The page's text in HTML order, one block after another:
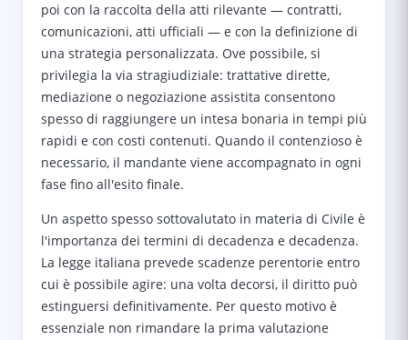
poi con la raccolta della atti rilevante — contratti,
comunicazioni, atti ufficiali — e con la definizione di
una strategia personalizzata. Ove possibile, si
privilegia la via stragiudiziale: trattative dirette,
mediazione o negoziazione assistita consentono
spesso di raggiungere un intesa bonaria in tempi più
rapidi e con costi contenuti. Quando il contenzioso è
necessario, il mandante viene accompagnato in ogni
fase fino all'esito finale.
Un aspetto spesso sottovalutato in materia di Civile è
l'importanza dei termini di decadenza e decadenza.
La legge italiana prevede scadenze perentorie entro
cui è possibile agire: una volta decorsi, il diritto può
estinguersi definitivamente. Per questo motivo è
essenziale non rimandare la prima valutazione